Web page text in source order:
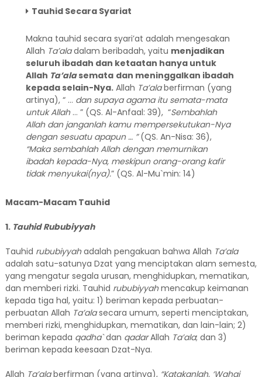
Tauhid Secara Syariat
Makna tauhid secara syari’at adalah mengesakan
Allah Ta’aladalam beribadah, yaitu menjadikan
seluruh ibadah dan ketaatan hanya untuk
Allah Ta’alasemata dan meninggalkan ibadah
kepada selain-Nya.Allah Ta’alaberfirman (yang
artinya), “ … dan supaya agama itu semata-mata
untuk Allah … ” (QS. Al-Anfaal: 39), “Sembahlah
Allah dan janganlah kamu mempersekutukan-Nya
dengan sesuatu apapun … ”(QS. An-Nisa: 36),
“Maka sembahlah Allah dengan memurnikan
ibadah kepada-Nya, meskipun orang-orang kafir
tidak menyukai(nya).” (QS. Al-Mu`min: 14)
Macam-Macam Tauhid
1. Tauhid Rububiyyah
Tauhid rububiyyahadalah pengakuan bahwa Allah Ta’ala
adalah satu-satunya Dzat yang menciptakan alam semesta,
yang mengatur segala urusan, menghidupkan, mematikan,
dan memberi rizki. Tauhid rububiyyahmencakup keimanan
kepada tiga hal, yaitu: 1) beriman kepada perbuatan-
perbuatan Allah Ta’alasecara umum, seperti menciptakan,
memberi rizki, menghidupkan, mematikan, dan lain-lain; 2)
beriman kepada qadha`dan qadarAllah Ta’ala; dan 3)
beriman kepada keesaan Dzat-Nya.
Allah Ta’alaberfirman (yang artinya), “Katakanlah, ‘Wahai